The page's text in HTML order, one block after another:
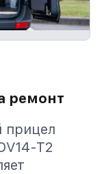
ремонт
прицел
T2